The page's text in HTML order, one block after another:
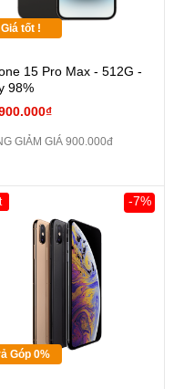
Giá tốt !
15 Pro Max - 512G -
98%
GIẢM GIÁ 900.000đ
Góp 0%
-7%